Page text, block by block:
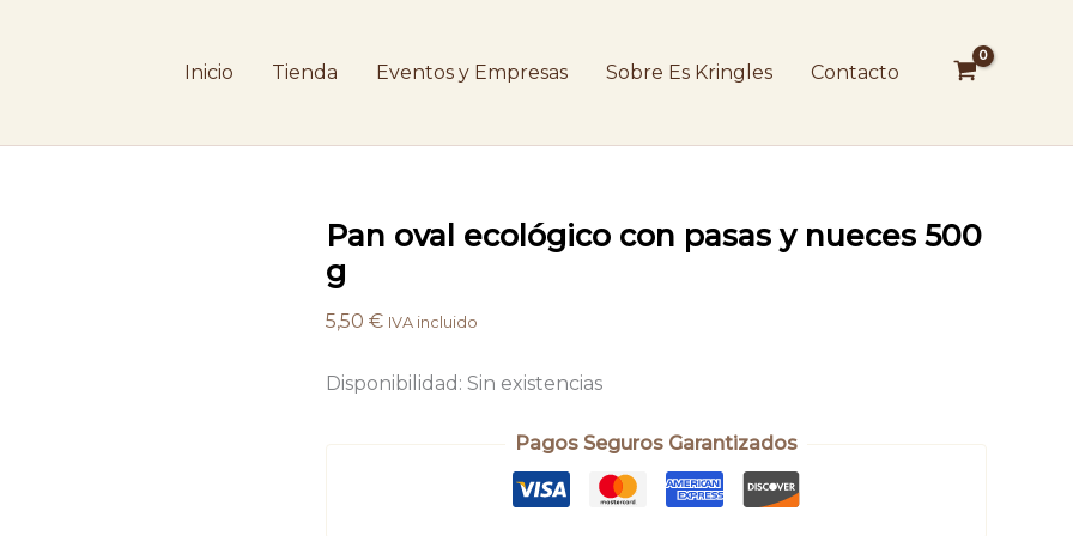
Inicio Tienda Eventos y Empresas Sobre Es Kringles Contacto
Pan oval ecológico con pasas y nueces 500
g
5,50 € IVA incluido
Disponibilidad: Sin existencias
Pagos Seguros Garantizados